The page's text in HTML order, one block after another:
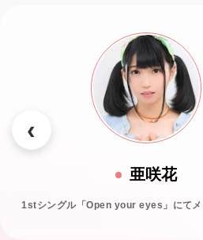
亜咲花
1stシングル「Open your eyes」にてメ